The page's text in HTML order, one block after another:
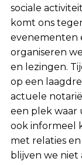
sociale
komt ons
evenementen
organiseren
en lezingen.
op een
actuele
een plek waar
ook informeel
met relaties
blijven we niet